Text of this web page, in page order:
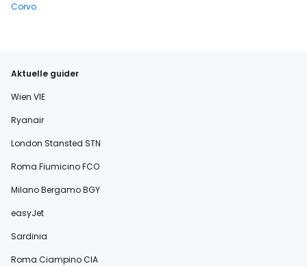
Corvo
Aktuelle guider
Wien VIE
Ryanair
London Stansted STN
Roma Fiumicino FCO
Milano Bergamo BGY
easyJet
Sardinia
Roma Ciampino CIA